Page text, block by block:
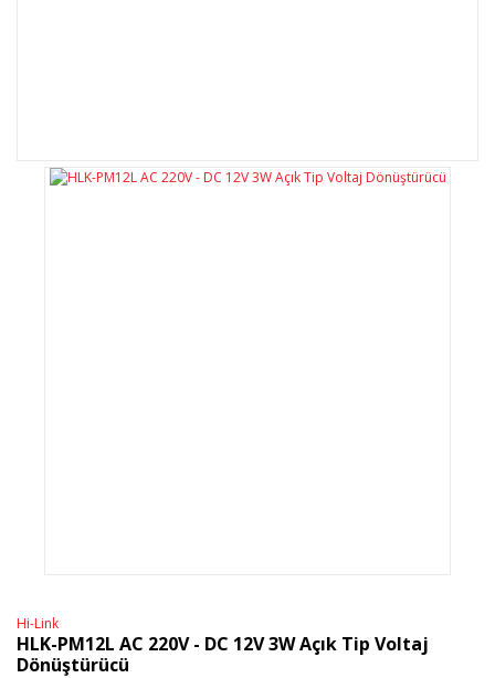
Hi-Link
HLK-PM12L AC 220V - DC 12V 3W Açık Tip Voltaj
Dönüştürücü